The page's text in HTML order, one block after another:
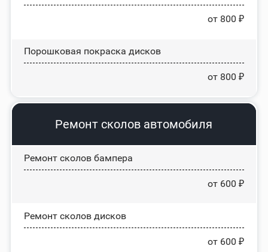
от 800 ₽
Порошковая покраска дисков
от 800 ₽
Ремонт сколов автомобиля
Ремонт сколов бампера
от 600 ₽
Ремонт сколов дисков
от 600 ₽